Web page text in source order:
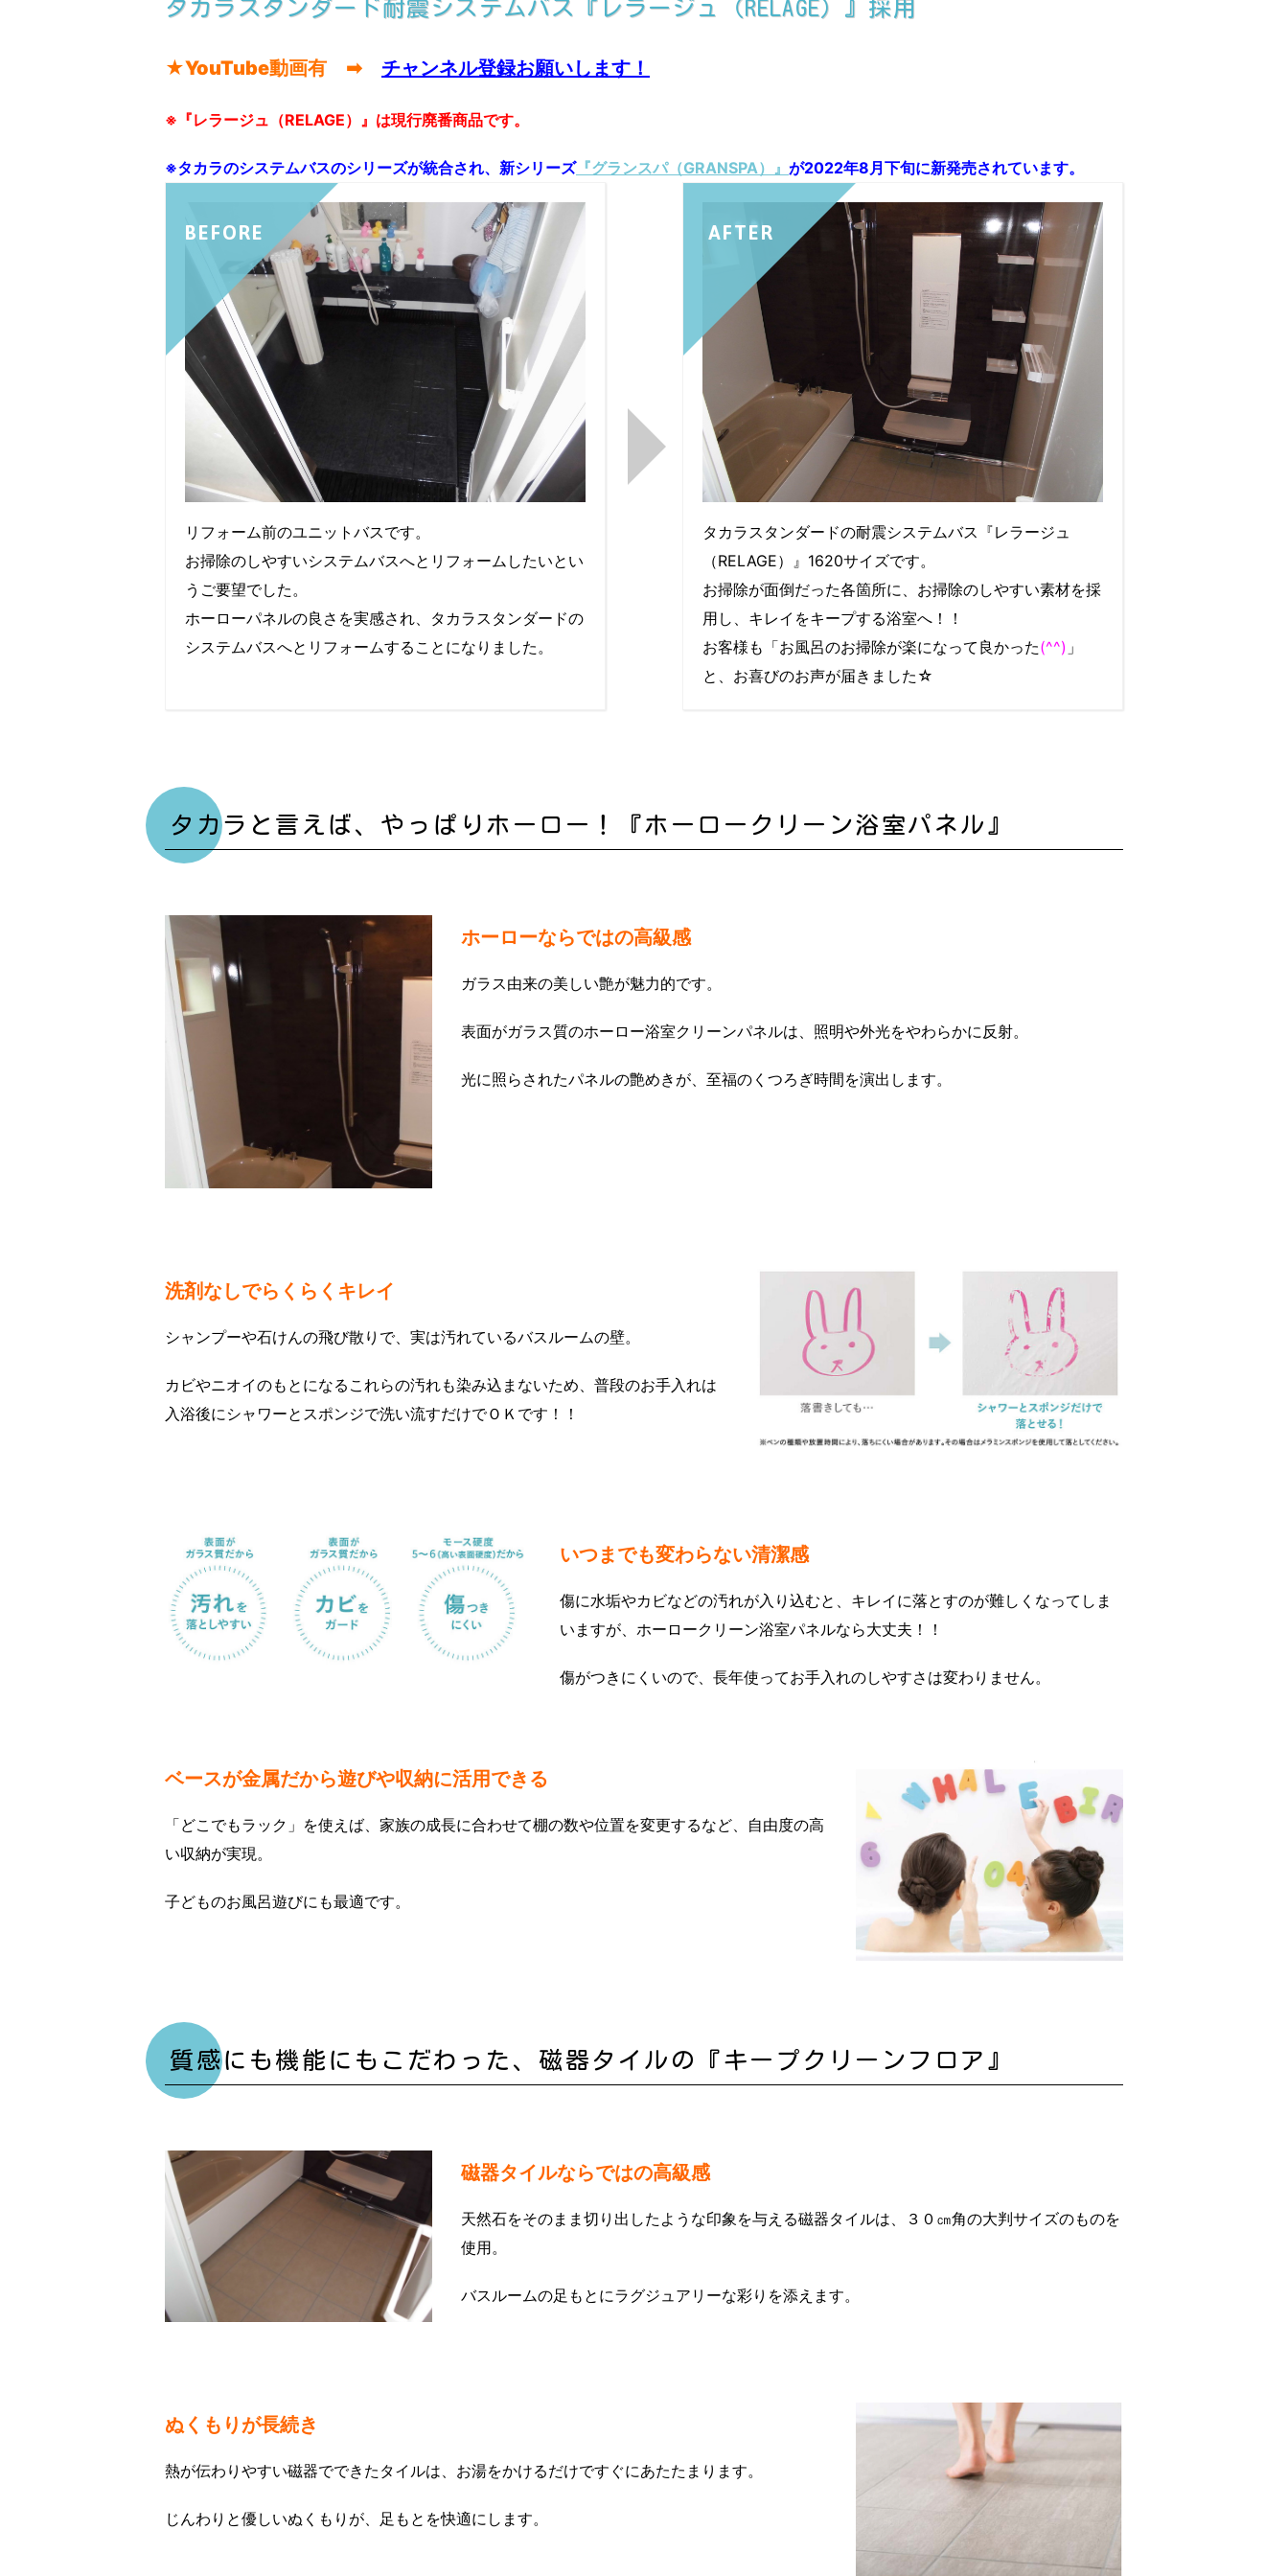
タカラスタンダード耐震システムバス『レラージュ（RELAGE）』採用
★YouTube動画有 ➡ チャンネル登録お願いします！
※『レラージュ（RELAGE）』は現行廃番商品です。
※タカラのシステムバスのシリーズが統合され、新シリーズ『グランスパ（GRANSPA）』 が2022年8月下旬に新発売されています。
BEFORE
リフォーム前のユニットバスです。
お掃除のしやすいシステムバスへとリフォームしたいとい
うご要望でした。
ホーローパネルの良さを実感され、タカラスタンダードの
システムバスへとリフォームすることになりました。
AFTER
タカラスタンダードの耐震システムバス『レラージュ
（RELAGE）』1620サイズです。
お掃除が面倒だった各箇所に、お掃除のしやすい素材を採
用し、キレイをキープする浴室へ！！
お客様も「お風呂のお掃除が楽になって良かった(^^) 」
と、お喜びのお声が届きました☆
タカラと言えば、やっぱりホーロー！『ホーロークリーン浴室パネル』
ホーローならではの高級感
ガラス由来の美しい艶が魅力的です。
表面がガラス質のホーロー浴室クリーンパネルは、照明や外光をやわらかに反射。
光に照らされたパネルの艶めきが、至福のくつろぎ時間を演出します。
洗剤なしでらくらくキレイ
シャンプーや石けんの飛び散りで、実は汚れているバスルームの壁。
カビやニオイのもとになるこれらの汚れも染み込まないため、普段のお手入れは
入浴後にシャワーとスポンジで洗い流すだけでＯＫです！！
いつまでも変わらない清潔感
傷に水垢やカビなどの汚れが入り込むと、キレイに落とすのが難しくなってしま
いますが、ホーロークリーン浴室パネルなら大丈夫！！
傷がつきにくいので、長年使ってお手入れのしやすさは変わりません。
ベースが金属だから遊びや収納に活用できる
「どこでもラック」を使えば、家族の成長に合わせて棚の数や位置を変更するなど、自由度の高
い収納が実現。
子どものお風呂遊びにも最適です。
質感にも機能にもこだわった、磁器タイルの『キープクリーンフロア』
磁器タイルならではの高級感
天然石をそのまま切り出したような印象を与える磁器タイルは、３０㎝角の大判サイズのものを
使用。
バスルームの足もとにラグジュアリーな彩りを添えます。
ぬくもりが長続き
熱が伝わりやすい磁器でできたタイルは、お湯をかけるだけですぐにあたたまります。
じんわりと優しいぬくもりが、足もとを快適にします。